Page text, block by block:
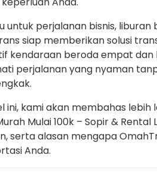
untuk perjalanan bisnis,
siap memberikan solusi
kendaraan beroda empat dan
perjalanan yang nyaman
ini, kami akan membahas lebih
Mulai 100k – Sopir &
serta alasan mengapa
Anda.